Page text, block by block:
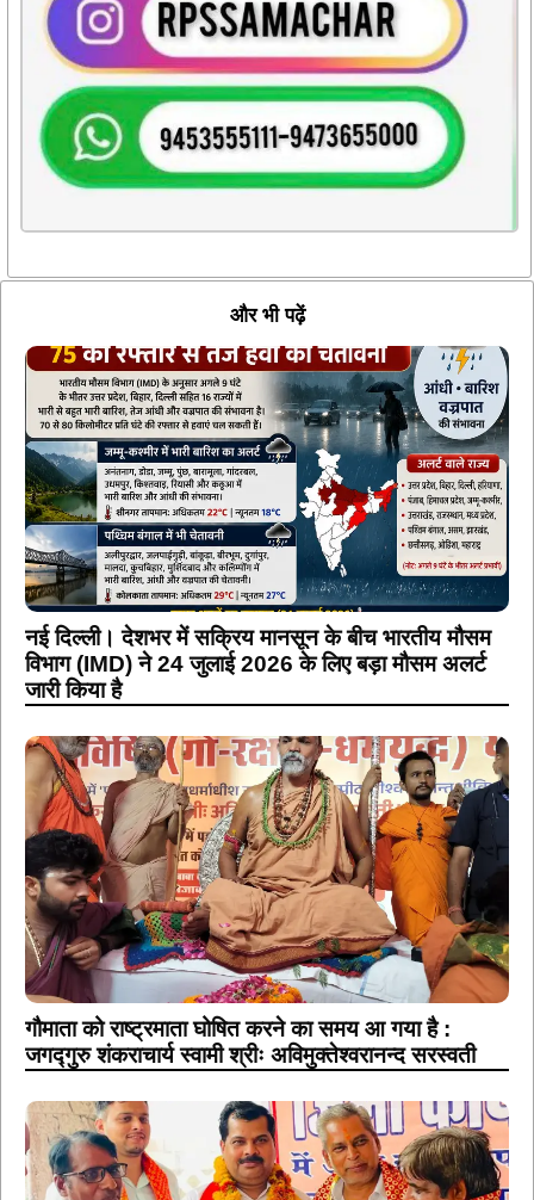
और भी पढ़ें
नई दिल्ली। देशभर में सक्रिय मानसून के बीच भारतीय मौसम
विभाग (IMD) ने 24 जुलाई 2026 के लिए बड़ा मौसम अलर्ट
जारी किया है
गौमाता को राष्ट्रमाता घोषित करने का समय आ गया है :
जगद्गुरु शंकराचार्य स्वामी श्रीः अविमुक्तेश्वरानन्द सरस्वती